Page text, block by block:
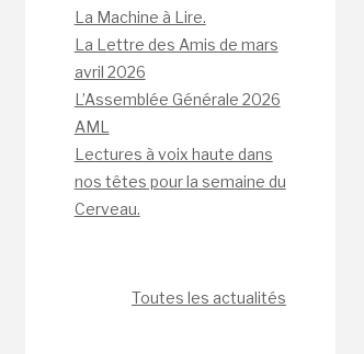
La Machine à Lire.
La Lettre des Amis de mars
avril 2026
L’Assemblée Générale 2026
AML
Lectures à voix haute dans
nos têtes pour la semaine du
Cerveau.
Toutes les actualités